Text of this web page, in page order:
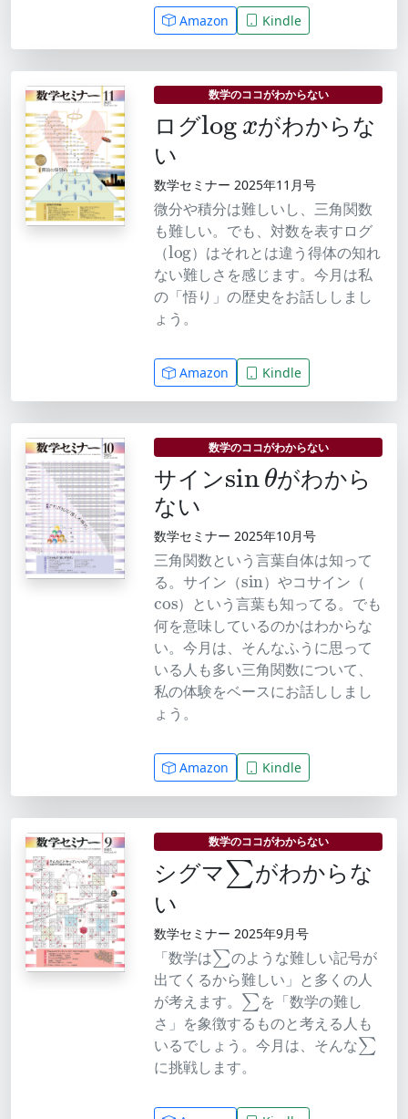
Amazon Kindle
数学のココがわからない
ログ
logx
がわからな
い
数学セミナー 2025年11月号
微分や積分は難しいし、三角関数
も難しい。でも、対数を表すログ
（
log
）はそれとは違う得体の知れ
ない難しさを感じます。今月は私
の「悟り」の歴史をお話ししまし
ょう。
Amazon Kindle
数学のココがわからない
サイン
sinθ
がわから
ない
数学セミナー 2025年10月号
三角関数という言葉自体は知って
る。サイン（
sin
）やコサイン（
cos
）という言葉も知ってる。でも
何を意味しているのかはわからな
い。今月は、そんなふうに思って
いる人も多い三角関数について、
私の体験をベースにお話ししまし
ょう。
Amazon Kindle
数学のココがわからない
シグマ
∑
がわからな
い
数学セミナー 2025年9月号
「数学は
∑
のような難しい記号が
出てくるから難しい」と多くの人
が考えます。
∑
を「数学の難し
さ」を象徴するものと考える人も
いるでしょう。今月は、そんな
∑
に挑戦します。